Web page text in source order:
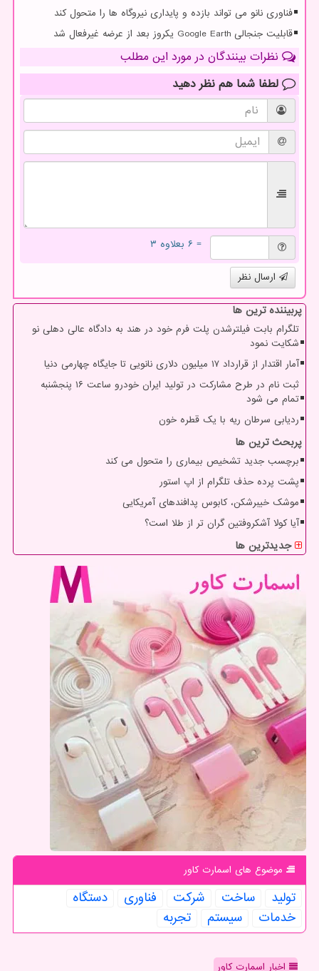
فناوری نانو می تواند بازده و پایداری نیروگاه ها را متحول کند
قابلیت جنجالی Google Earth یکروز بعد از عرضه غیرفعال شد
نظرات بینندگان در مورد این مطلب
لطفا شما هم نظر دهید
= ۶ بعلاوه ۳
ارسال نظر
پربیننده ترین ها
تلگرام بابت فیلترشدن پلت فرم خود در هند به دادگاه عالی دهلی نو
شکایت نمود
آمار اقتدار از قرارداد ۱۷ میلیون دلاری نانویی تا جایگاه چهارمی دنیا
ثبت نام در طرح مشارکت در تولید ایران خودرو ساعت ۱۶ پنجشنبه
تمام می شود
ردیابی سرطان ریه با یک قطره خون
پربحث ترین ها
برچسب جدید تشخیص بیماری را متحول می کند
پشت پرده حذف تلگرام از اپ استور
موشک خیبرشکن، کابوس پدافندهای آمریکایی
آیا کولا آشکروفتین گران تر از طلا است؟
جدیدترین ها
موضوع های اسمارت كاور
تولید ساخت شركت فناوری
دستگاه
خدمات
سیستم تجربه
اخبار اسمارت کاور